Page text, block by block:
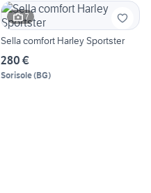
7
Sella comfort Harley Sportster
280 €
Sorisole(BG)